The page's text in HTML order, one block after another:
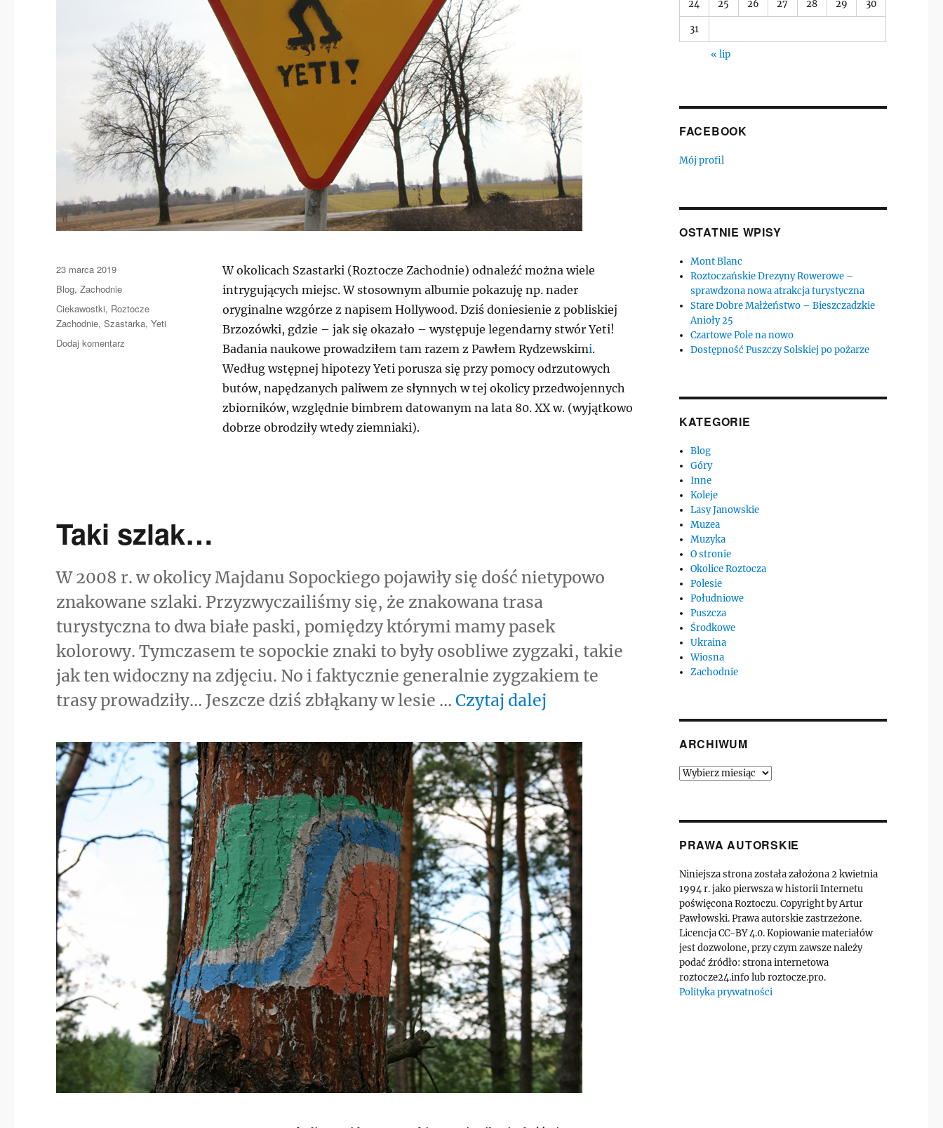
W okolicach Szastarki (Roztocze Zachodnie) odnaleźć można wiele
intrygujących miejsc. W stosownym albumie pokazuję np. nader
oryginalne wzgórze z napisem Hollywood. Dziś doniesienie z pobliskiej
Brzozówki, gdzie – jak się okazało – występuje legendarny stwór Yeti!
Badania naukowe prowadziłem tam razem z Pawłem Rydzewskimi.
Według wstępnej hipotezy Yeti porusza się przy pomocy odrzutowych
butów, napędzanych paliwem ze słynnych w tej okolicy przedwojennych
zbiorników, względnie bimbrem datowanym na lata 80. XX w. (wyjątkowo
dobrze obrodziły wtedy ziemniaki).
Data
publikacji
23 marca 2019
Kategorie
Blog,Zachodnie
Tagi
Ciekawostki, Roztocze
Zachodnie,Szastarka,Yeti
Dodaj komentarz
Taki szlak…
W 2008 r. w okolicy Majdanu Sopockiego pojawiły się dość nietypowo
znakowane szlaki. Przyzwyczailiśmy się, że znakowana trasa
turystyczna to dwa białe paski, pomiędzy którymi mamy pasek
kolorowy. Tymczasem te sopockie znaki to były osobliwe zygzaki, takie
jak ten widoczny na zdjęciu. No i faktycznie generalnie zygzakiem te
trasy prowadziły… Jeszcze dziś zbłąkany w lesie …Czytaj dalej
24 25 26 27 28 29 30
31
« lip
FACEBOOK
Mój profil
OSTATNIE WPISY
Mont Blanc
Roztoczańskie Drezyny Rowerowe –
sprawdzona nowa atrakcja turystyczna
Stare Dobre Małżeństwo – Bieszczadzkie
Anioły 25
Czartowe Pole na nowo
Dostępność Puszczy Solskiej po pożarze
KATEGORIE
Blog
Góry
Inne
Koleje
Lasy Janowskie
Muzea
Muzyka
O stronie
Okolice Roztocza
Polesie
Południowe
Puszcza
Środkowe
Ukraina
Wiosna
Zachodnie
ARCHIWUM
Archiwum
PRAWA AUTORSKIE
Niniejsza strona została założona 2 kwietnia
1994 r. jako pierwsza w historii Internetu
poświęcona Roztoczu. Copyright by Artur
Pawłowski. Prawa autorskie zastrzeżone.
Licencja CC-BY 4.0. Kopiowanie materiałów
jest dozwolone, przy czym zawsze należy
podać źródło: strona internetowa
roztocze24.info lub roztocze.pro.
Polityka prywatności